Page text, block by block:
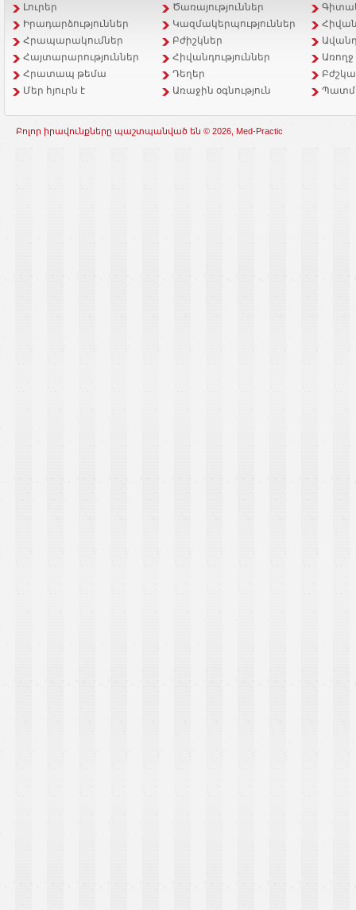
Լուրեր Ծառայություններ
Իրադարձություններ
Կազմակերպություններ
Հրապարակումներ
Բժիշկներ
Հայտարարություններ
Հիվանդություններ
Հրատապ թեմա
Դեղեր
Մեր հյուրն է
Առաջին օգնություն
Բոլոր իրավունքները պաշտպանված են © 2026, Med-Practic